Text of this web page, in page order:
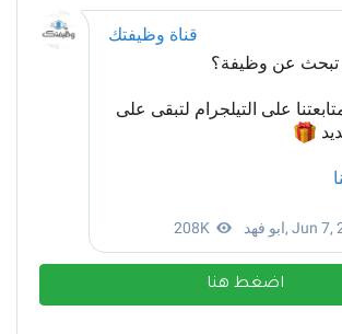
اضغط هنا